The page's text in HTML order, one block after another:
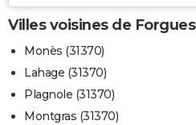
Villes voisines de Forgues
Monès (31370)
Lahage (31370)
Plagnole (31370)
Montgras (31370)